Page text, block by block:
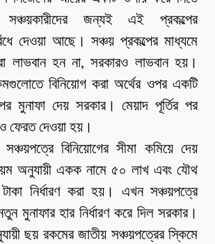
জন্যই এই প্রকল্পের
দেওয়া আছে। সঞ্চয় প্রকল্পের মাধ্যমে
লাভবান হন না, সরকারও লাভবান হয়।
বিনিয়োগ করা অর্থের ওপর একটি
মুনাফা দেয় সরকার। মেয়াদ পূর্তির পর
ফেরত দেওয়া হয়।
বিনিয়োগের সীমা কমিয়ে দেয়
অনুযায়ী একক নামে ৫০ লাখ এবং যৌথ
নির্ধারণ করা হয়। এখন সঞ্চয়পত্রে
মুনাফার হার নির্ধারণ করে দিল সরকার।
ছয় রকমের জাতীয় সঞ্চয়পত্রের স্কিমে